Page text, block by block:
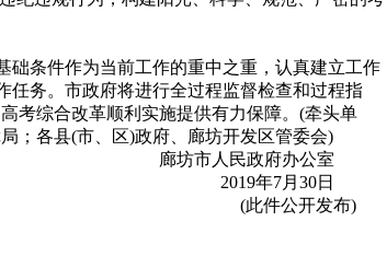
础条件作为当前工作的重中之重，认真建立工作
任务。市政府将进行全过程监督检查和过程指
考综合改革顺利实施提供有力保障。(牵头单
；各县(市、区)政府、廊坊开发区管委会)
廊坊市人民政府办公室
2019年7月30日
(此件公开发布)